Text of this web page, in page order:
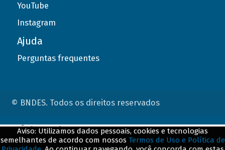
YouTube
Instagram
Ajuda
Perguntas frequentes
© BNDES. Todos os direitos reservados
Aviso: Utilizamos dados pessoais, cookies e tecnologias
semelhantes de acordo com nossos Termos de Uso e Política de
ConteÃºdo complementar
${title}${badge}